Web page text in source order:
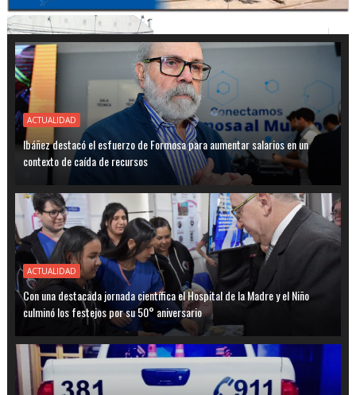
ACTUALIDAD
Ibáñez destacó el esfuerzo de Formosa para aumentar salarios en un
contexto de caída de recursos
ACTUALIDAD
Con una destacada jornada científica el Hospital de la Madre y el Niño
culminó los festejos por su 50° aniversario